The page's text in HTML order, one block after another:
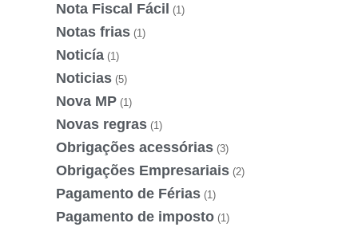
Nota Fiscal Fácil (1)
Notas frias (1)
Noticía (1)
Noticias (5)
Nova MP (1)
Novas regras (1)
Obrigações acessórias (3)
Obrigações Empresariais (2)
Pagamento de Férias (1)
Pagamento de imposto (1)